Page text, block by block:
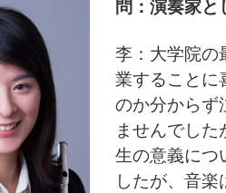
問：演奏家と
李：大学院の
業することに
のか分からず
ませんでし
生の意義につ
したが、音